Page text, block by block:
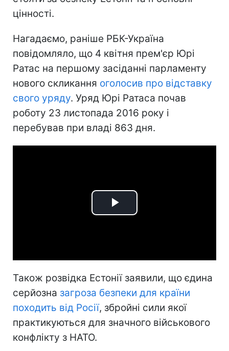
цінності.
Нагадаємо, раніше РБК-Україна
повідомляло, що 4 квітня прем'єр Юрі
Ратас на першому засіданні парламенту
нового скликання оголосив про відставку
свого уряду. Уряд Юрі Ратаса почав
роботу 23 листопада 2016 року і
перебував при владі 863 дня.
Play
Також розвідка Естонії заявили, що єдина
серйозна загроза безпеки для країни
походить від Росії, збройні сили якої
практикуються для значного військового
конфлікту з НАТО.